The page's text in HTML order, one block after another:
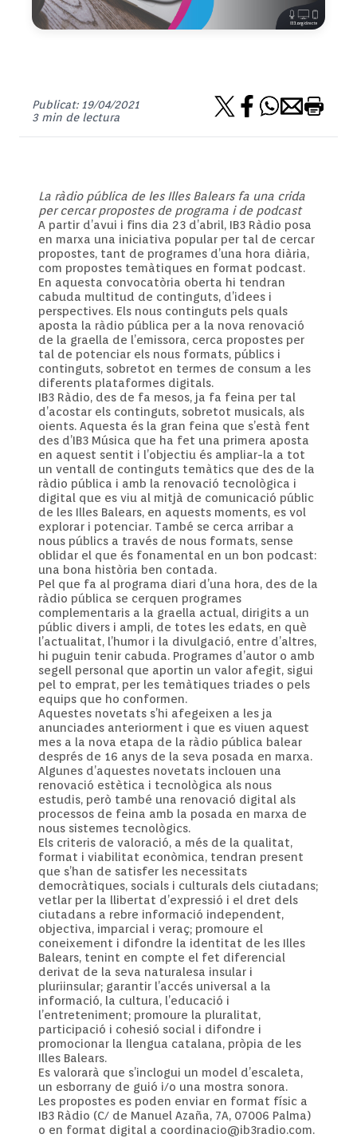
Publicat: 19/04/2021
3 min de lectura
La ràdio pública de les Illes Balears fa una crida
per cercar propostes de programa i de podcast
A partir d’avui i fins dia 23 d’abril, IB3 Ràdio posa
en marxa una iniciativa popular per tal de cercar
propostes, tant de programes d’una hora diària,
com propostes temàtiques en format podcast.
En aquesta convocatòria oberta hi tendran
cabuda multitud de continguts, d’idees i
perspectives. Els nous continguts pels quals
aposta la ràdio pública per a la nova renovació
de la graella de l’emissora, cerca propostes per
tal de potenciar els nous formats, públics i
continguts, sobretot en termes de consum a les
diferents plataformes digitals.
IB3 Ràdio, des de fa mesos, ja fa feina per tal
d’acostar els continguts, sobretot musicals, als
oients. Aquesta és la gran feina que s’està fent
des d’IB3 Música que ha fet una primera aposta
en aquest sentit i l’objectiu és ampliar-la a tot
un ventall de continguts temàtics que des de la
ràdio pública i amb la renovació tecnològica i
digital que es viu al mitjà de comunicació públic
de les Illes Balears, en aquests moments, es vol
explorar i potenciar. També se cerca arribar a
nous públics a través de nous formats, sense
oblidar el que és fonamental en un bon podcast:
una bona història ben contada.
Pel que fa al programa diari d’una hora, des de la
ràdio pública se cerquen programes
complementaris a la graella actual, dirigits a un
públic divers i ampli, de totes les edats, en què
l’actualitat, l’humor i la divulgació, entre d’altres,
hi puguin tenir cabuda. Programes d’autor o amb
segell personal que aportin un valor afegit, sigui
pel to emprat, per les temàtiques triades o pels
equips que ho conformen.
Aquestes novetats s’hi afegeixen a les ja
anunciades anteriorment i que es viuen aquest
mes a la nova etapa de la ràdio pública balear
després de 16 anys de la seva posada en marxa.
Algunes d’aquestes novetats inclouen una
renovació estètica i tecnològica als nous
estudis, però també una renovació digital als
processos de feina amb la posada en marxa de
nous sistemes tecnològics.
Els criteris de valoració, a més de la qualitat,
format i viabilitat econòmica, tendran present
que s’han de satisfer les necessitats
democràtiques, socials i culturals dels ciutadans;
vetlar per la llibertat d’expressió i el dret dels
ciutadans a rebre informació independent,
objectiva, imparcial i veraç; promoure el
coneixement i difondre la identitat de les Illes
Balears, tenint en compte el fet diferencial
derivat de la seva naturalesa insular i
pluriinsular; garantir l’accés universal a la
informació, la cultura, l’educació i
l’entreteniment; promoure la pluralitat,
participació i cohesió social i difondre i
promocionar la llengua catalana, pròpia de les
Illes Balears.
Es valorarà que s’inclogui un model d’escaleta,
un esborrany de guió i/o una mostra sonora.
Les propostes es poden enviar en format físic a
IB3 Ràdio (C/ de Manuel Azaña, 7A, 07006 Palma)
o en format digital a coordinacio@ib3radio.com.